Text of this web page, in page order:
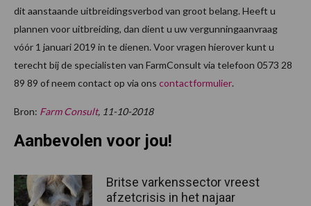
dit aanstaande uitbreidingsverbod van groot belang. Heeft u
plannen voor uitbreiding, dan dient u uw vergunningaanvraag
vóór 1 januari 2019 in te dienen. Voor vragen hierover kunt u
terecht bij de specialisten van FarmConsult via telefoon 0573 28
89 89 of neem contact op via ons contactformulier.
Bron: Farm Consult, 11-10-2018
Aanbevolen voor jou!
Britse varkenssector vreest
afzetcrisis in het najaar